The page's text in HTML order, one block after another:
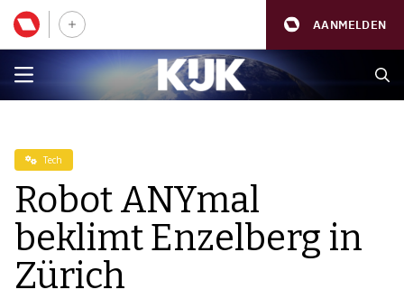
AANMELDEN
Tech
Robot ANYmal
beklimt Enzelberg in
Zürich